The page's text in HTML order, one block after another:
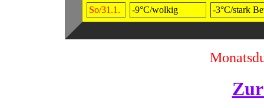
So/31.1.
-9°C/wolkig -3°C/stark